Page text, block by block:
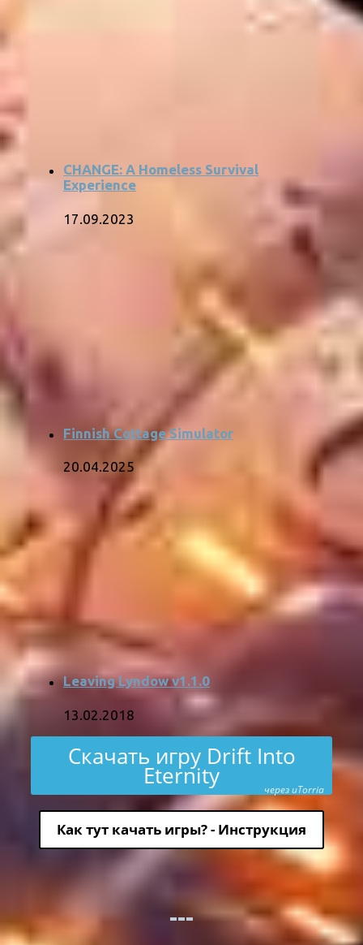
CHANGE: A Homeless Survival
Experience
17.09.2023
Finnish Cottage Simulator
20.04.2025
Leaving Lyndow v1.1.0
13.02.2018
Скачать игру Drift Into
Eternity через uTorria
Как тут качать игры? - Инструкция